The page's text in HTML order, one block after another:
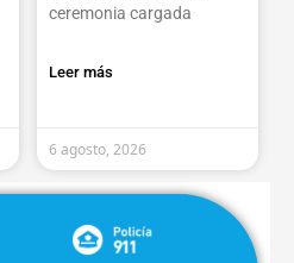
ceremonia cargada
Leer más
6 agosto, 2026